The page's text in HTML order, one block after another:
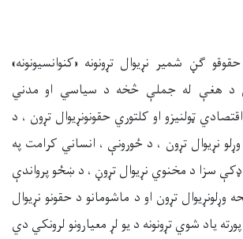
ګڼ شمير نړيوال تړونونه «کنوانسيونونه»
د هغې له جملې څخه د سياسي او مدني
ټولنيزو او کلتوري حقونونړيوال تړون ، د
نړيوال تړون ، د ځورونې ، انساني کرامت په
سزا د مخنوي نړيوال تړوڼ ، د ښځو پرواندې
وړلونړيوال تړون او د ماشومانو د حقونو نړيوال
ياد شوي تړونونه د يو لړ معيارونو لرونکي دي